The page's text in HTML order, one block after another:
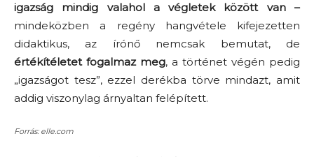
igazság mindig valahol a végletek között van –
mindeközben a regény hangvétele kifejezetten
didaktikus, az írónő nemcsak bemutat, de
értékítéletet fogalmaz meg, a történet végén pedig
„igazságot tesz”, ezzel derékba törve mindazt, amit
addig viszonylag árnyaltan felépített.
Forrás: elle.com